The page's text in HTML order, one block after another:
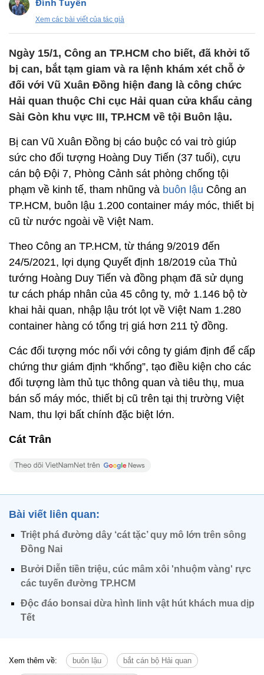
Đình Tuyến
Xem các bài viết của tác giả
Ngày 15/1, Công an TP.HCM cho biết, đã khởi tố
bị can, bắt tạm giam và ra lệnh khám xét chỗ ở
đối với Vũ Xuân Đồng hiện đang là công chức
Hải quan thuộc Chi cục Hải quan cửa khẩu cảng
Sài Gòn khu vực III, TP.HCM về tội Buôn lậu.
Bị can Vũ Xuân Đồng bị cáo buộc có vai trò giúp
sức cho đối tượng Hoàng Duy Tiến (37 tuổi), cựu
cán bộ Đội 7, Phòng Cảnh sát phòng chống tội
phạm về kinh tế, tham nhũng và buôn lậu Công an
TP.HCM, buôn lậu 1.200 container máy móc, thiết bị
cũ từ nước ngoài về Việt Nam.
Theo Công an TP.HCM, từ tháng 9/2019 đến
24/5/2021, lợi dụng Quyết định 18/2019 của Thủ
tướng Hoàng Duy Tiến và đồng phạm đã sử dụng
tư cách pháp nhân của 45 công ty, mở 1.146 bộ tờ
khai hải quan, nhập lậu trót lọt về Việt Nam 1.280
container hàng có tổng trị giá hơn 211 tỷ đồng.
Các đối tượng móc nối với công ty giám định để cấp
chứng thư giám định “khống”, tạo điều kiện cho các
đối tượng làm thủ tục thông quan và tiêu thụ, mua
bán số máy móc, thiết bị cũ trên tại thị trường Việt
Nam, thu lợi bất chính đặc biệt lớn.
Cát Trân
Bài viết liên quan:
Triệt phá đường dây ‘cát tặc’ quy mô lớn trên sông
Đồng Nai
Bưởi Diễn tiền triệu, cúc mâm xôi 'nhuộm vàng' rực
các tuyến đường TP.HCM
Độc đáo bonsai dừa hình linh vật hút khách mua dịp
Tết
Xem thêm về: buôn lậu bắt cán bộ Hải quan